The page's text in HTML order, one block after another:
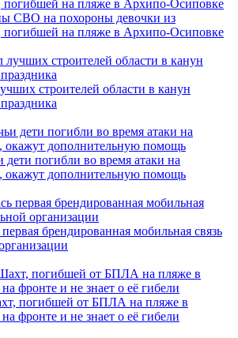
СВО на похороны девочки из
погибшей на пляже в Архипо-Осиповке
строителей области в канун
погибли во время атаки на
окажут дополнительную помощь
брендированная мобильная связь
погибшей от БПЛА на пляже в
фронте и не знает о её гибели